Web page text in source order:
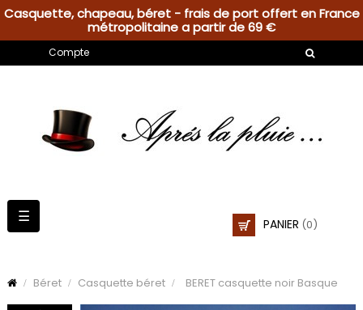
Casquette, chapeau, béret - frais de port offert en France
métropolitaine a partir de 69 €
Compte
PANIER (0)
Basculer
la
☰
Béret Casquette béret BERET casquette noir Basque